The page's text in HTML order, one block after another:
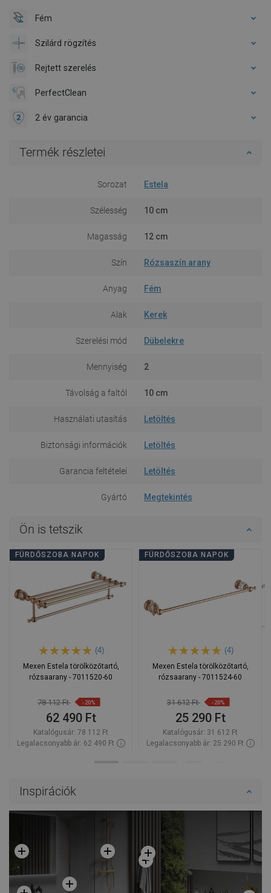
Fém
Szilárd rögzítés
Rejtett szerelés
PerfectClean
2 év garancia
Termék részletei
Sorozat Estela
Szélesség 10 cm
Magasság 12 cm
Szín Rózsaszín arany
Anyag Fém
Alak Kerek
Szerelési mód Dübelekre
Mennyiség 2
Távolság a faltól 10 cm
Használati utasítás Letöltés
Biztonsági információk Letöltés
Garancia feltételei Letöltés
Gyártó Megtekintés
Ön is tetszik
FÜRDŐSZOBA NAPOK
(4)
Mexen Estela törölközőtartó,
rózsaarany - 7011520-60
78 112 Ft -20%
62 490 Ft
Katalógusár: 78 112 Ft
Legalacsonyabb ár: 62 490 Ft
Hasonlítsa
FÜRDŐSZOBA NAPOK
(4)
Mexen Estela törölközőtartó,
rózsaarany - 7011524-60
31 612 Ft -20%
25 290 Ft
Katalógusár: 31 612 Ft
Legalacsonyabb ár: 25 290 Ft
Inspirációk